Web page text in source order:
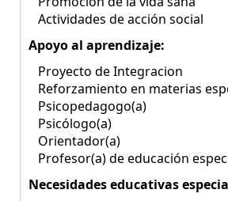
Actividades de acción social
Apoyo al aprendizaje:
Proyecto de Integracion
Reforzamiento en materias
Psicopedagogo(a)
Psicólogo(a)
Orientador(a)
Profesor(a) de educación
Necesidades educativas